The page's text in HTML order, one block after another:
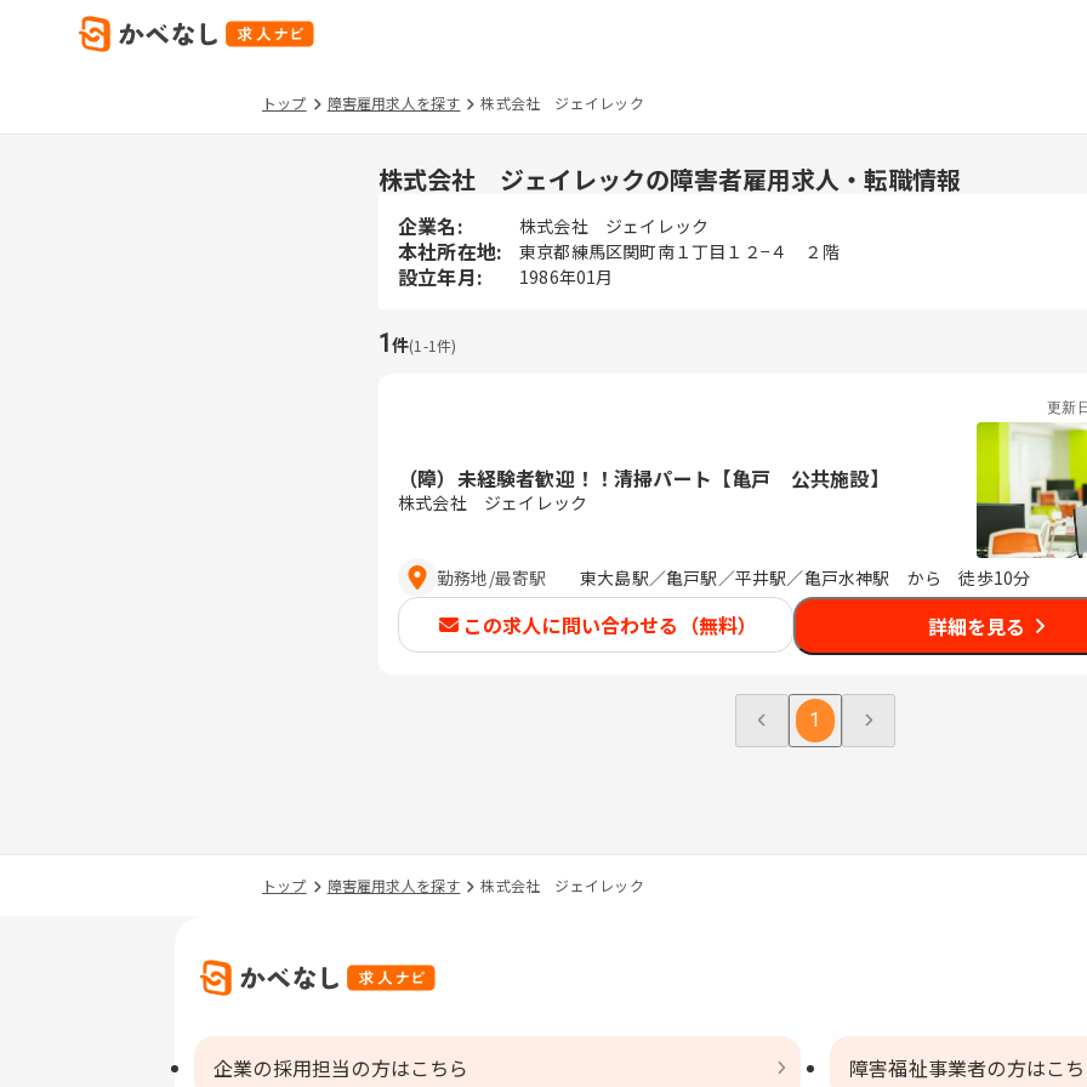
トップ 障害雇用求人を探す 株式会社 ジェイレック
株式会社 ジェイレックの障害者雇用求人・転職情報
企業名: 株式会社 ジェイレック
本社所在地: 東京都練馬区関町南１丁目１２−４ ２階
設立年月: 1986年01月
1 件(1 -1件)
更新
（障）未経験者歓迎！！清掃パート【亀戸 公共施設】
株式会社 ジェイレック
勤務地/最寄駅 東大島駅／亀戸駅／平井駅／亀戸水神駅 から 徒歩10分
この求人に問い合わせる（無料） 詳細を見る
1
トップ 障害雇用求人を探す 株式会社 ジェイレック
企業の採用担当の方はこちら 障害福祉事業者の方はこ